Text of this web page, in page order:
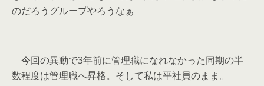
のだろうグループやろうなぁ
今回の異動で3年前に管理職になれなかった同期の半
数程度は管理職へ昇格。そして私は平社員のまま。